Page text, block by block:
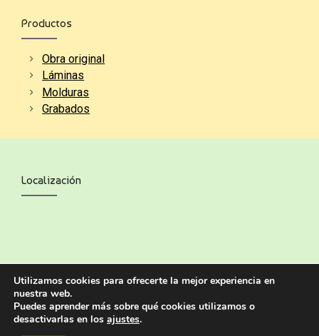
Productos
Obra original
Láminas
Molduras
Grabados
Localización
Utilizamos cookies para ofrecerte la mejor experiencia en
nuestra web.
Puedes aprender más sobre qué cookies utilizamos o
desactivarlas en los ajustes.